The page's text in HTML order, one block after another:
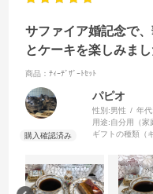
サファイア婚記念で
とケーキを楽しみまし
商品：ﾃｨｰﾃﾞｻﾞｰﾄｾｯﾄ
パピオ
性別:男性 年
用途:自分用（家
ギフトの種類（